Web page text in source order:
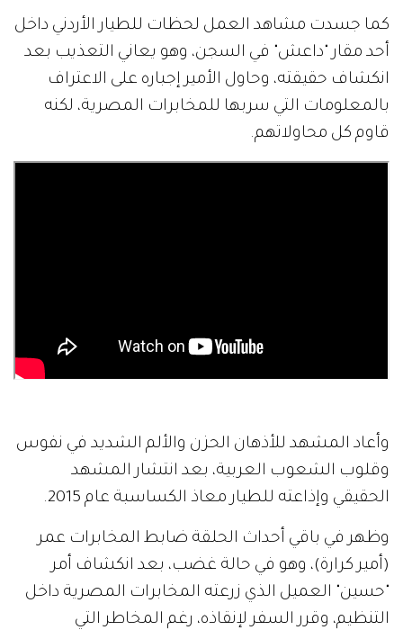
كما جسدت مشاهد العمل لحظات للطيار الأردني داخل
أحد مقار "داعش" في السجن، وهو يعاني التعذيب بعد
انكشاف حقيقته، وحاول الأمير إجباره على الاعتراف
بالمعلومات التي سربها للمخابرات المصرية، لكنه
قاوم كل محاولاتهم.
وأعاد المشهد للأذهان الحزن والألم الشديد في نفوس
وقلوب الشعوب العربية، بعد انتشار المشهد
الحقيقي وإذاعته للطيار معاذ الكساسبة عام 2015.
وظهر في باقي أحداث الحلقة ضابط المخابرات عمر
(أمير كرارة)، وهو في حالة غضب، بعد انكشاف أمر
"حسين" العميل الذي زرعته المخابرات المصرية داخل
التنظيم، وقرر السفر لإنقاذه، رغم المخاطر التي